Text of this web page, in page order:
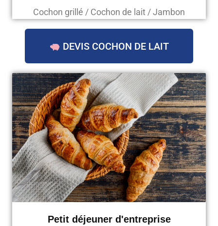
Cochon grillé / Cochon de lait / Jambon
DEVIS COCHON DE LAIT
Petit déjeuner d'entreprise